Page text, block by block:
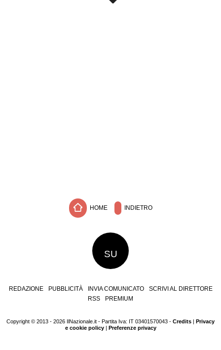
HOME INDIETRO
SU
REDAZIONE PUBBLICITÀ INVIA COMUNICATO
SCRIVI AL DIRETTORE
RSS
PREMIUM
Copyright © 2013 - 2026 IlNazionale.it - Partita Iva: IT 03401570043 - Credits
Privacy
e cookie policy| Preferenze privacy